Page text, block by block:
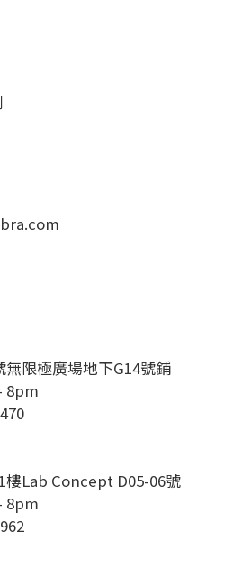
限極廣場地下G14號鋪
8pm
樓Lab Concept D05-06號
8pm